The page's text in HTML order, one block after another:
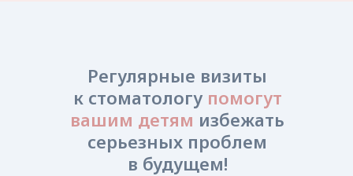
Регулярные визиты
к стоматологу помогут
вашим детям избежать
серьезных проблем
в будущем!